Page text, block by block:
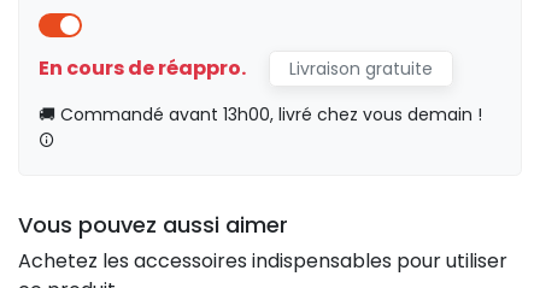
En cours de réappro.
Livraison gratuite
🚚 Commandé avant 13h00, livré chez vous demain !
Vous pouvez aussi aimer
Achetez les accessoires indispensables pour utiliser